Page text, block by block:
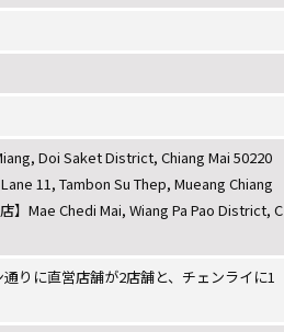
Doi Saket District, Chiang Mai 50220
11, Tambon Su Thep, Mueang Chiang
】Mae Chedi Mai, Wiang Pa Pao District, C
りに直営店舗が2店舗と、チェンライに1